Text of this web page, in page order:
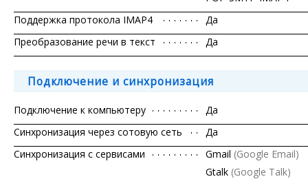
Поддержка протокола IMAP4
Да
Преобразование речи в текст
Да
Подключение и синхронизация
Подключение к компьютеру
Да
Синхронизация через сотовую сеть
Да
Синхронизация с сервисами
Gmail (Google Email)
Gtalk (Google Talk)